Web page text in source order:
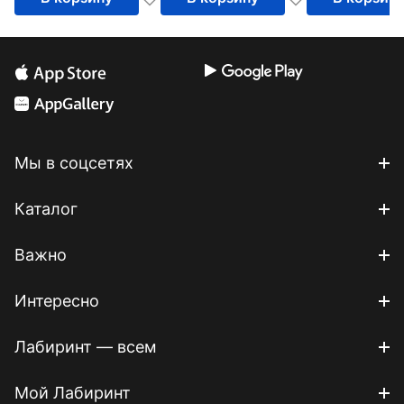
Мы в соцсетях
Каталог
Важно
Интересно
Лабиринт — всем
Мой Лабиринт